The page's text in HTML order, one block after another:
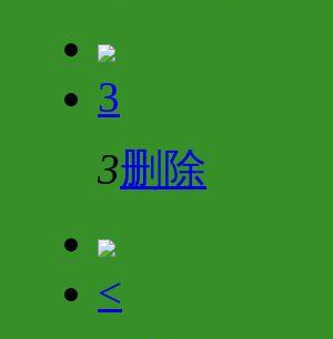
3
3删除
<